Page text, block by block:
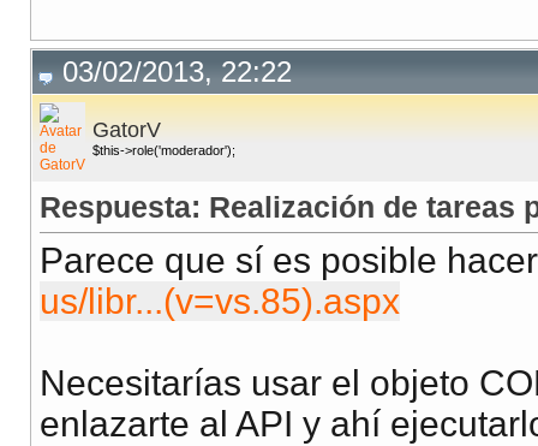
03/02/2013, 22:22
GatorV
$this->role('moderador');
Respuesta: Realización de tareas
Parece que sí es posible
us/libr...(v=vs.85).aspx
Necesitarías usar el objeto
enlazarte al API y ahí